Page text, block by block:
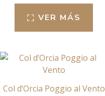
VER MÁS
Col d’Orcia Poggio al Vento